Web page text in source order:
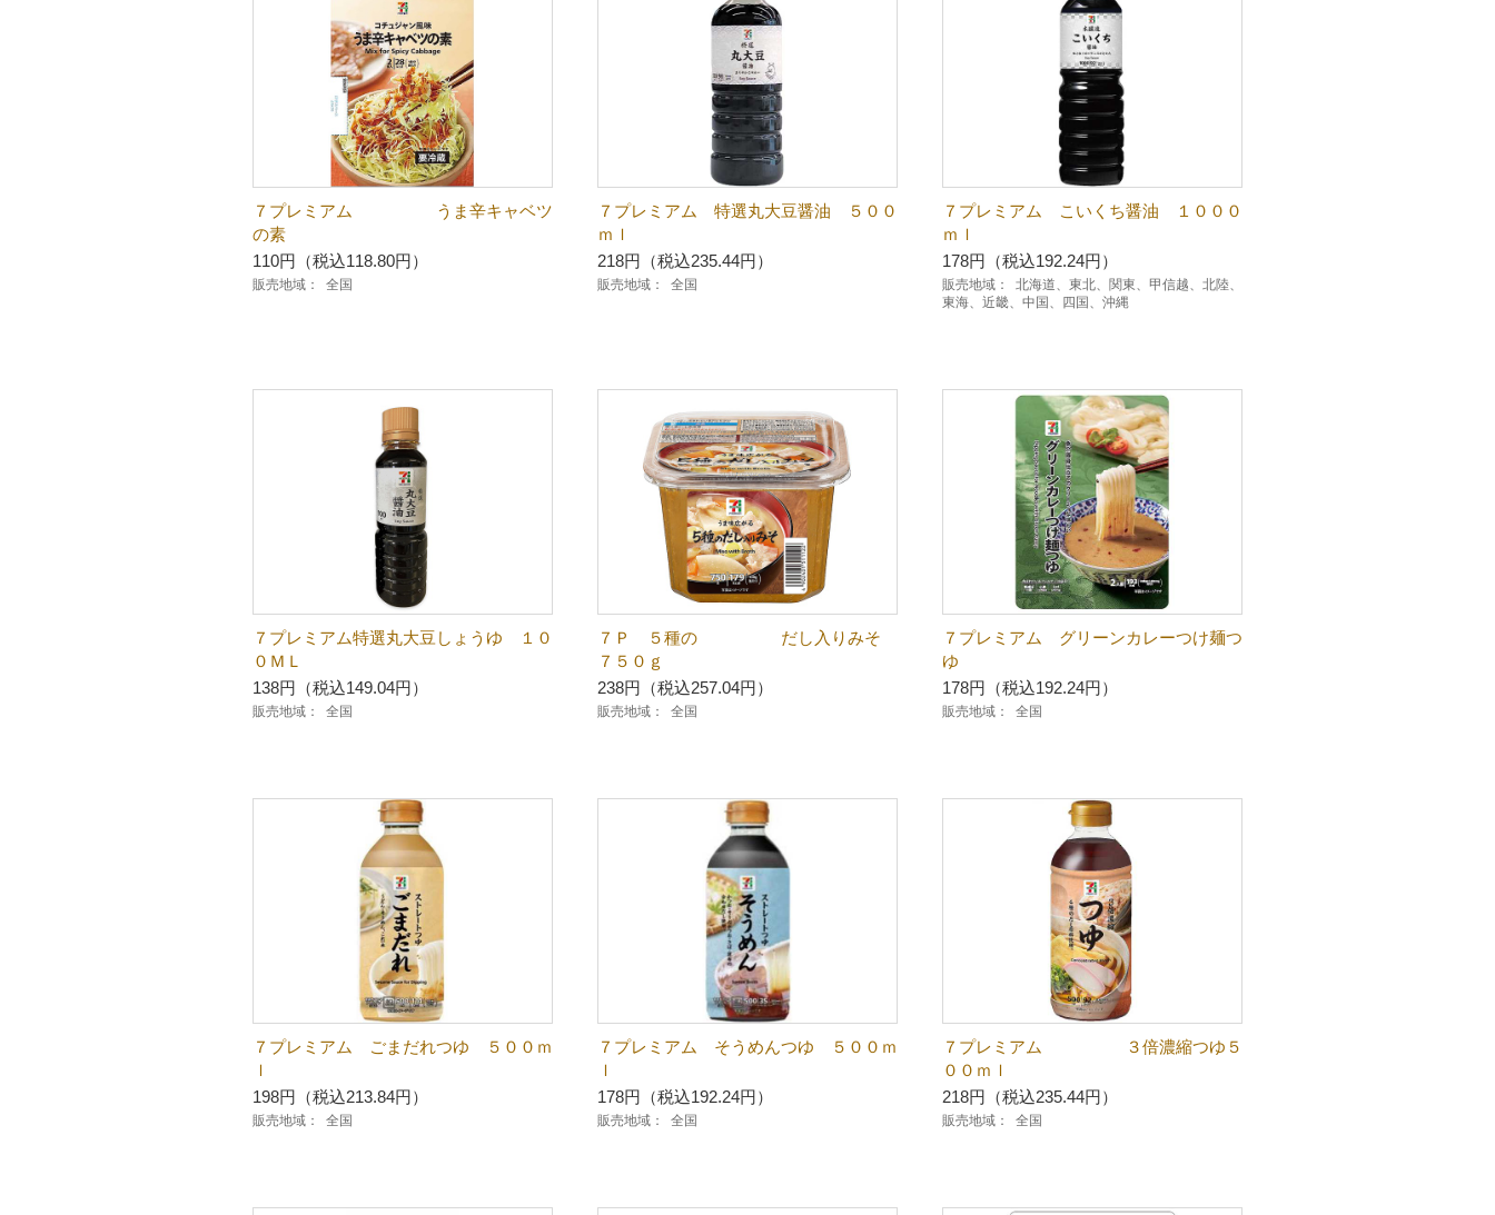
７プレミアム うま辛キャベツ
の素
110円（税込118.80円）
販売地域： 全国
７プレミアム 特選丸大豆醤油 ５００
ｍｌ
218円（税込235.44円）
販売地域： 全国
７プレミアム こいくち醤油 １０００
ｍｌ
178円（税込192.24円）
販売地域：
北海道、東北、関東、甲信越、北陸、
東海、近畿、中国、四国、沖縄
７プレミアム特選丸大豆しょうゆ １０
０ＭＬ
138円（税込149.04円）
販売地域： 全国
７Ｐ ５種の だし入りみそ
７５０ｇ
238円（税込257.04円）
販売地域： 全国
７プレミアム グリーンカレーつけ麺つ
ゆ
178円（税込192.24円）
販売地域： 全国
７プレミアム ごまだれつゆ ５００ｍ
ｌ
198円（税込213.84円）
販売地域： 全国
７プレミアム そうめんつゆ ５００ｍ
ｌ
178円（税込192.24円）
販売地域： 全国
７プレミアム ３倍濃縮つゆ５
００ｍｌ
218円（税込235.44円）
販売地域： 全国